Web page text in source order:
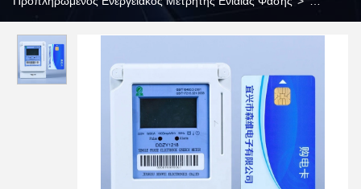
ελαφρύ σε 0,8kg